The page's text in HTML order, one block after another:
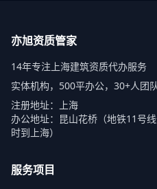
亦旭资质管家
14年专注上海建筑资质代办服务
实体机构，500平办公，30+人团
注册地址：上海
办公地址：昆山花桥（地铁11号
时到上海）
服务项目